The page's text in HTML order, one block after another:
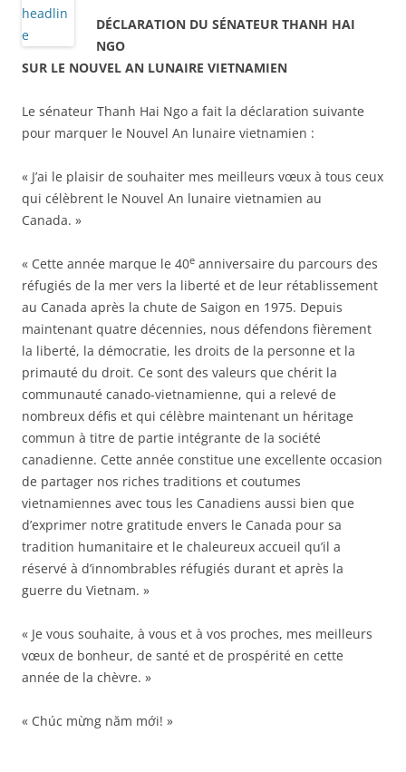
DÉCLARATION DU SÉNATEUR THANH HAI
NGO
SUR LE NOUVEL AN LUNAIRE VIETNAMIEN
Le sénateur Thanh Hai Ngo a fait la déclaration suivante
pour marquer le Nouvel An lunaire vietnamien :
« J’ai le plaisir de souhaiter mes meilleurs vœux à tous ceux
qui célèbrent le Nouvel An lunaire vietnamien au
Canada. »
« Cette année marque le 40e anniversaire du parcours des
réfugiés de la mer vers la liberté et de leur rétablissement
au Canada après la chute de Saigon en 1975. Depuis
maintenant quatre décennies, nous défendons fièrement
la liberté, la démocratie, les droits de la personne et la
primauté du droit. Ce sont des valeurs que chérit la
communauté canado-vietnamienne, qui a relevé de
nombreux défis et qui célèbre maintenant un héritage
commun à titre de partie intégrante de la société
canadienne. Cette année constitue une excellente occasion
de partager nos riches traditions et coutumes
vietnamiennes avec tous les Canadiens aussi bien que
d’exprimer notre gratitude envers le Canada pour sa
tradition humanitaire et le chaleureux accueil qu’il a
réservé à d’innombrables réfugiés durant et après la
guerre du Vietnam. »
« Je vous souhaite, à vous et à vos proches, mes meilleurs
vœux de bonheur, de santé et de prospérité en cette
année de la chèvre. »
« Chúc mừng năm mới! »